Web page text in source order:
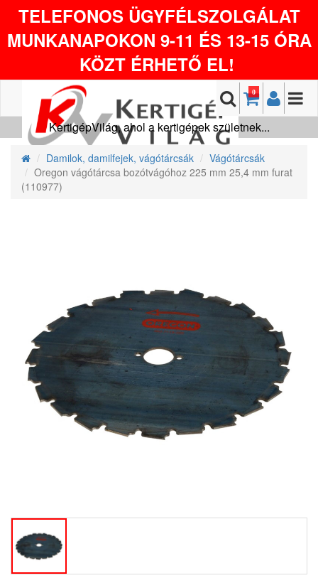
TELEFONOS ÜGYFÉLSZOLGÁLAT
MUNKANAPOKON 9-11 ÉS 13-15 ÓRA
KÖZT ÉRHETŐ EL!
0
KertigépVilág, ahol a kertigépek születnek...
Damilok, damilfejek, vágótárcsák
Vágótárcsák
Oregon vágótárcsa bozótvágóhoz 225 mm 25,4 mm furat
(110977)